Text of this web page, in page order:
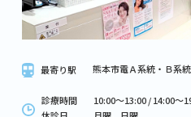
最寄り駅 熊本市電Ａ系統・Ｂ系
診療時間
10:00～13:00 / 14:00～